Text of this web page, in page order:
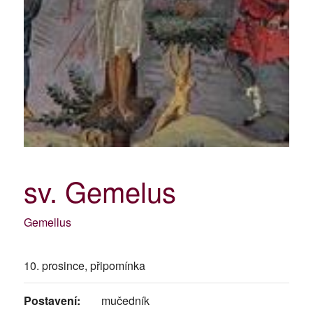
sv. Gemelus
Gemellus
10. prosince, připomínka
Postavení: mučedník